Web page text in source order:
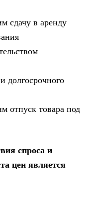
сдачу в аренду
долгосрочного
отпуск товара под
спроса и
цен является